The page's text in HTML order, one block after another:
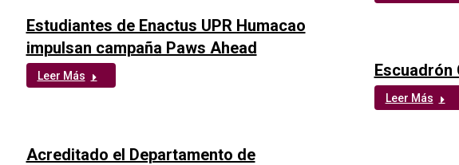
Estudiantes de Enactus UPR Humacao
impulsan campaña Paws Ahead
Leer Más Escuadrón
Leer Más
Acreditado el Departamento de